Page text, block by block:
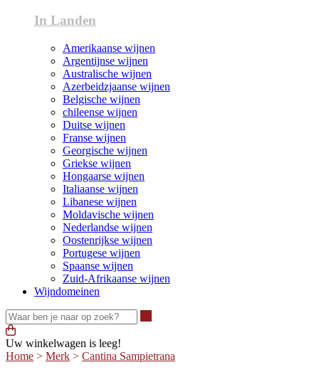
In Landen
Amerikaanse wijnen
Argentijnse wijnen
Australische wijnen
Azerbeidzjaanse wijnen
Belgische wijnen
chileense wijnen
Duitse wijnen
Franse wijnen
Georgische wijnen
Griekse wijnen
Hongaarse wijnen
Italiaanse wijnen
Libanese wijnen
Moldavische wijnen
Nederlandse wijnen
Oostenrijkse wijnen
Portugese wijnen
Spaanse wijnen
Zuid-Afrikaanse wijnen
Wijndomeinen
Uw winkelwagen is leeg!
Home > Merk > Cantina Sampietrana